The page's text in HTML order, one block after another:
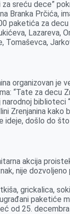
pza sreću dece”
Branka Prčića,
paketića za
Lazareva,
Tomaševca,
organizovan je
“Tate za decu
biblioteci
Zrenjanina kako
ideje, došlo do
akcija
nije dozvoljeno
grickalica,
paketiće
od 25.